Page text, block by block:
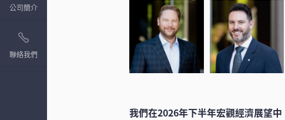
公司簡介
聯絡我們
我們在2026年下半年宏觀經濟展望